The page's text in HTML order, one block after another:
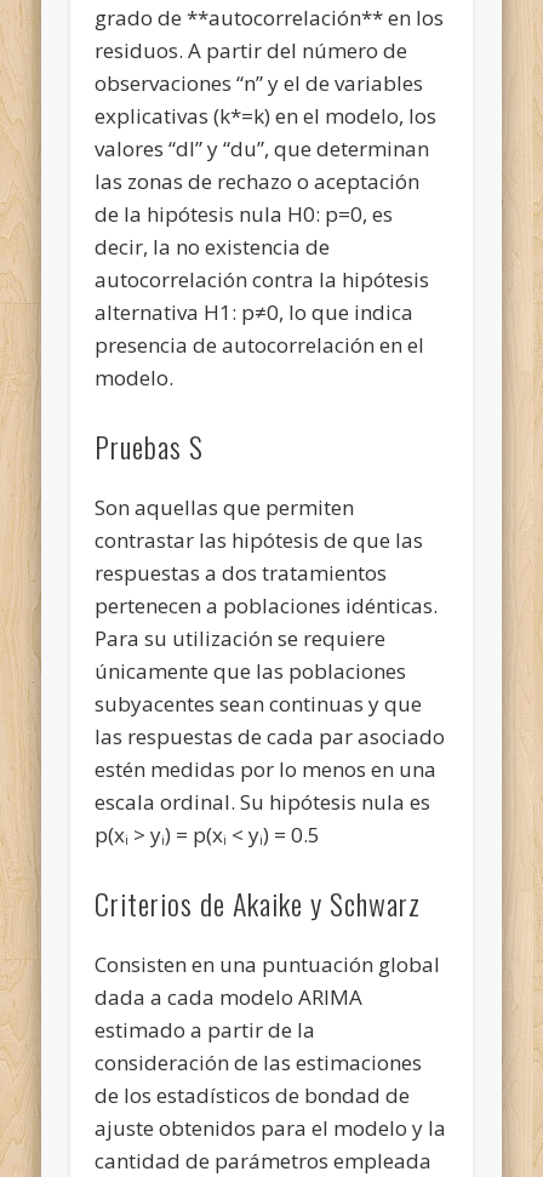
grado de **autocorrelación** en los
residuos. A partir del número de
observaciones “n” y el de variables
explicativas (k*=k) en el modelo, los
valores “dl” y “du”, que determinan
las zonas de rechazo o aceptación
de la hipótesis nula H0: p=0, es
decir, la no existencia de
autocorrelación contra la hipótesis
alternativa H1: p≠0, lo que indica
presencia de autocorrelación en el
modelo.
Pruebas S
Son aquellas que permiten
contrastar las hipótesis de que las
respuestas a dos tratamientos
pertenecen a poblaciones idénticas.
Para su utilización se requiere
únicamente que las poblaciones
subyacentes sean continuas y que
las respuestas de cada par asociado
estén medidas por lo menos en una
escala ordinal. Su hipótesis nula es
p(xi > yi) = p(xi < yi) = 0.5
Criterios de Akaike y Schwarz
Consisten en una puntuación global
dada a cada modelo ARIMA
estimado a partir de la
consideración de las estimaciones
de los estadísticos de bondad de
ajuste obtenidos para el modelo y la
cantidad de parámetros empleada